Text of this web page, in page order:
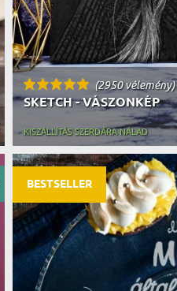
(2950 vélemény)
SKETCH - VÁSZONKÉP
KISZÁLLÍTÁS SZERDÁRA NÁLAD
BESTSELLER